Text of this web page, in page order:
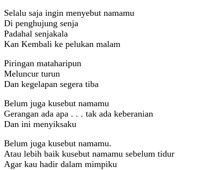
Selalu saja ingin menyebut namamu
Di penghujung senja
Padahal senjakala
Kan Kembali ke pelukan malam
Piringan mataharipun
Meluncur turun
Dan kegelapan segera tiba
Belum juga kusebut namamu
Gerangan ada apa . . . tak ada keberanian
Dan ini menyiksaku
Belum juga kusebut namamu.
Atau lebih baik kusebut namamu sebelum tidur
Agar kau hadir dalam mimpiku